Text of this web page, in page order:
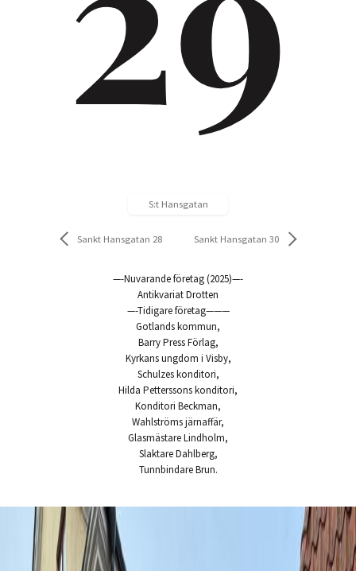
Sankt Hansgatan 28
S:t Hansgatan
Sankt Hansgatan 30
—-Nuvarande företag (2025)—-
Antikvariat Drotten
—-Tidigare företag———
Gotlands kommun,
Barry Press Förlag,
Kyrkans ungdom i Visby,
Schulzes konditori,
Hilda Petterssons konditori,
Konditori Beckman,
Wahlströms järnaffär,
Glasmästare Lindholm,
Slaktare Dahlberg,
Tunnbindare Brun.